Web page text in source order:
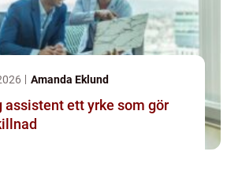
Amanda Eklund
ett yrke som gör